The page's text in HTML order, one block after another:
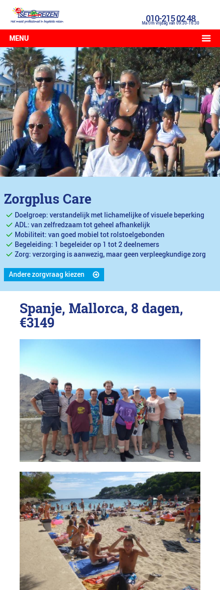
010-215 02 48
Ma t/m vrijdag van 09:30-16:30
MENU
Zorgplus Care
Doelgroep: verstandelijk met lichamelijke of visuele beperking
ADL: van zelfredzaam tot geheel afhankelijk
Mobiliteit: van goed mobiel tot rolstoelgebonden
Begeleiding: 1 begeleider op 1 tot 2 deelnemers
Zorg: verzorging is aanwezig, maar geen verpleegkundige zorg
Andere zorgvraag kiezen
Spanje, Mallorca, 8 dagen,
€3149